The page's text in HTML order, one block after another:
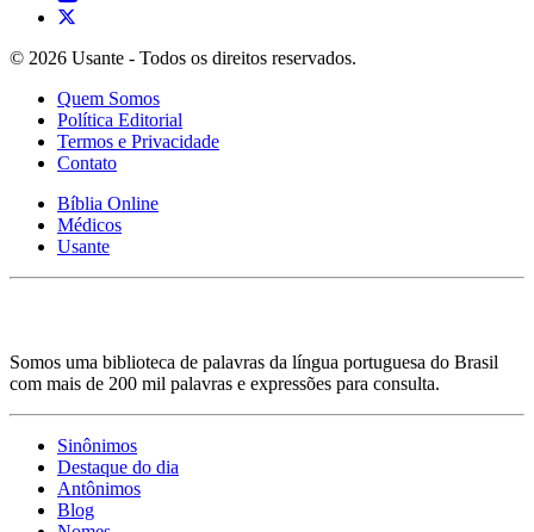
© 2026 Usante - Todos os direitos reservados.
Quem Somos
Política Editorial
Termos e Privacidade
Contato
Bíblia Online
Médicos
Usante
Somos uma biblioteca de palavras da língua portuguesa do Brasil
com mais de 200 mil palavras e expressões para consulta.
Sinônimos
Destaque do dia
Antônimos
Blog